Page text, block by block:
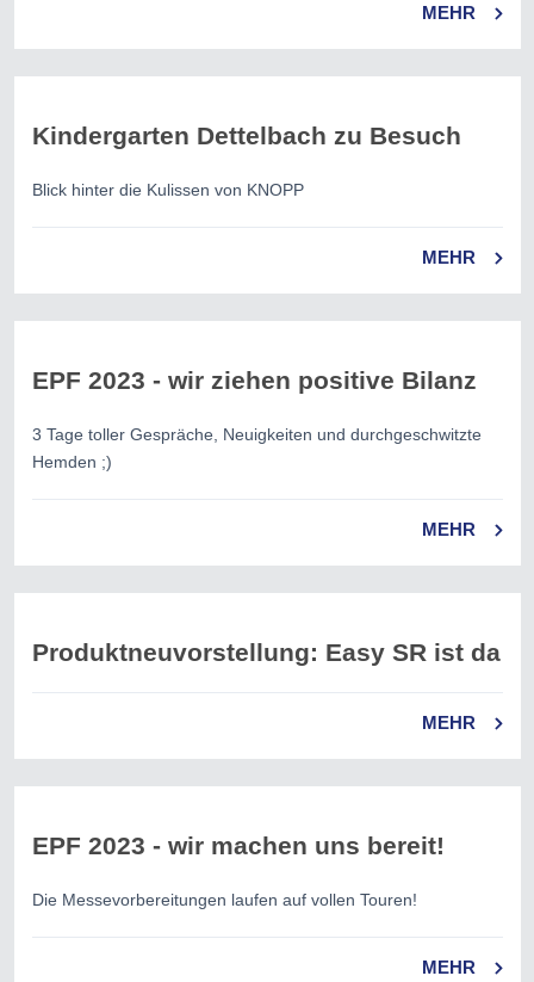
MEHR
Kindergarten Dettelbach zu Besuch
Blick hinter die Kulissen von KNOPP
MEHR
EPF 2023 - wir ziehen positive Bilanz
3 Tage toller Gespräche, Neuigkeiten und durchgeschwitzte
Hemden ;)
MEHR
Produktneuvorstellung: Easy SR ist da
MEHR
EPF 2023 - wir machen uns bereit!
Die Messevorbereitungen laufen auf vollen Touren!
MEHR